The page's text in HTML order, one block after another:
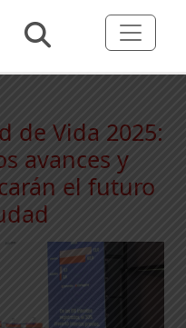
de Vida 2025:
avances y
el futuro